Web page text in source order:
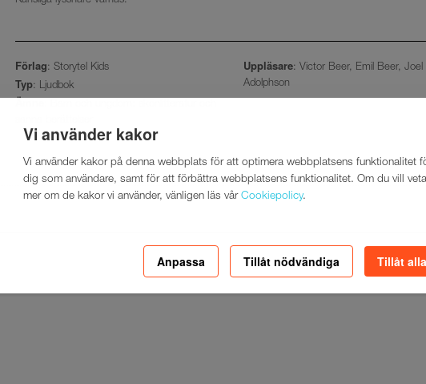
Vi använder kakor
Vi använder kakor på denna webbplats för att optimera webbplatsens funktionalitet
dig som användare, samt för att förbättra webbplatsens funktionalitet. Om du vill veta
mer om de kakor vi använder, vänligen läs vår Cookiepolicy.
Anpassa Tillåt nödvändiga Tillåt alla
Förlag: Storytel Kids
Typ: Ljudbok
Ämne
Uppläsare: Victor Beer, Emil Beer, Joel
Adolphson